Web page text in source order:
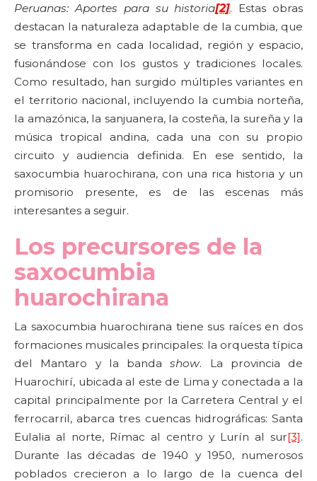
Peruanas: Aportes para su historia[2]. Estas obras
destacan la naturaleza adaptable de la cumbia, que
se transforma en cada localidad, región y espacio,
fusionándose con los gustos y tradiciones locales.
Como resultado, han surgido múltiples variantes en
el territorio nacional, incluyendo la cumbia norteña,
la amazónica, la sanjuanera, la costeña, la sureña y la
música tropical andina, cada una con su propio
circuito y audiencia definida. En ese sentido, la
saxocumbia huarochirana, con una rica historia y un
promisorio presente, es de las escenas más
interesantes a seguir.
Los precursores de la
saxocumbia
huarochirana
La saxocumbia huarochirana tiene sus raíces en dos
formaciones musicales principales: la orquesta típica
del Mantaro y la bandashow. La provincia de
Huarochirí, ubicada al este de Lima y conectada a la
capital principalmente por la Carretera Central y el
ferrocarril, abarca tres cuencas hidrográficas: Santa
Eulalia al norte, Rímac al centro y Lurín al sur[3].
Durante las décadas de 1940 y 1950, numerosos
poblados crecieron a lo largo de la cuenca del